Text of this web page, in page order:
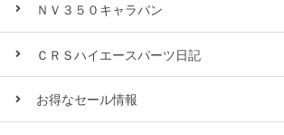
ＮＶ３５０キャラバン
ＣＲＳハイエースパーツ日記
お得なセール情報